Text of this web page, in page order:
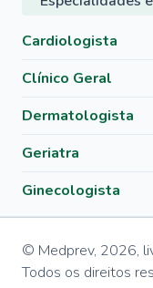
Cardiologista
Clínico Geral
Dermatologista
Geriatra
Ginecologista
© Medprev, 2026,
Todos os direitos